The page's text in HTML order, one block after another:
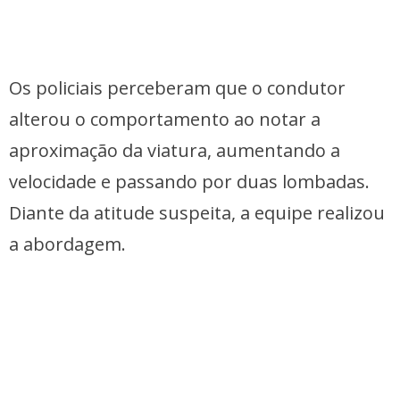
Os policiais perceberam que o condutor
alterou o comportamento ao notar a
aproximação da viatura, aumentando a
velocidade e passando por duas lombadas.
Diante da atitude suspeita, a equipe realizou
a abordagem.